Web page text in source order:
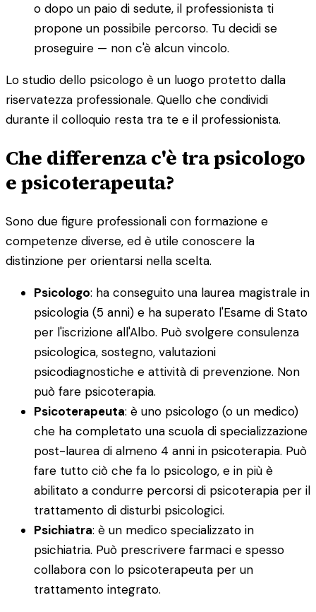
o dopo un paio di sedute, il professionista ti
propone un possibile percorso. Tu decidi se
proseguire — non c'è alcun vincolo.
Lo studio dello psicologo è un luogo protetto dalla
riservatezza professionale. Quello che condividi
durante il colloquio resta tra te e il professionista.
Che differenza c'è tra psicologo
e psicoterapeuta?
Sono due figure professionali con formazione e
competenze diverse, ed è utile conoscere la
distinzione per orientarsi nella scelta.
Psicologo: ha conseguito una laurea magistrale in
psicologia (5 anni) e ha superato l'Esame di Stato
per l'iscrizione all'Albo. Può svolgere consulenza
psicologica, sostegno, valutazioni
psicodiagnostiche e attività di prevenzione. Non
può fare psicoterapia.
Psicoterapeuta: è uno psicologo (o un medico)
che ha completato una scuola di specializzazione
post-laurea di almeno 4 anni in psicoterapia. Può
fare tutto ciò che fa lo psicologo, e in più è
abilitato a condurre percorsi di psicoterapia per il
trattamento di disturbi psicologici.
Psichiatra: è un medico specializzato in
psichiatria. Può prescrivere farmaci e spesso
collabora con lo psicoterapeuta per un
trattamento integrato.